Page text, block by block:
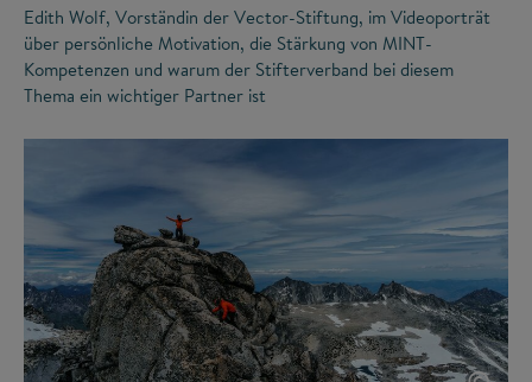
Edith Wolf, Vorständin der Vector-Stiftung, im Videoporträt
über persönliche Motivation, die Stärkung von MINT-
Kompetenzen und warum der Stifterverband bei diesem
Thema ein wichtiger Partner ist